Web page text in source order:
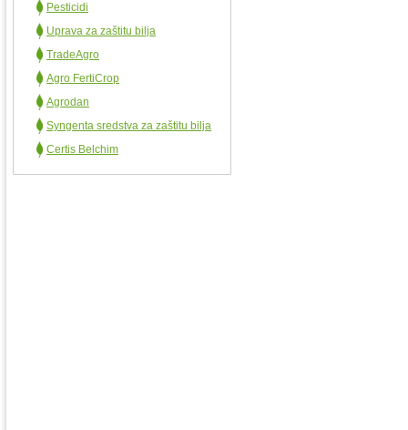
Pesticidi
Uprava za zaštitu bilja
TradeAgro
Agro FertiCrop
Agrodan
Syngenta sredstva za zaštitu bilja
Certis Belchim